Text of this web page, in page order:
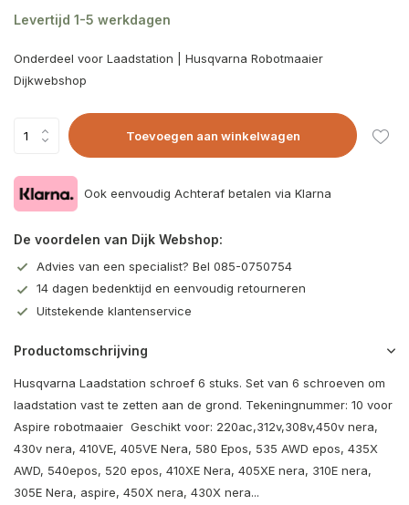
Levertijd 1-5 werkdagen
Onderdeel voor Laadstation | Husqvarna Robotmaaier
Dijkwebshop
Toevoegen aan winkelwagen
Ook eenvoudig Achteraf betalen via Klarna
De voordelen van Dijk Webshop:
Advies van een specialist? Bel 085-0750754
14 dagen bedenktijd en eenvoudig retourneren
Uitstekende klantenservice
Productomschrijving
Husqvarna Laadstation schroef 6 stuks. Set van 6 schroeven om
laadstation vast te zetten aan de grond. Tekeningnummer: 10 voor
Aspire robotmaaier Geschikt voor: 220ac,312v,308v,450v nera,
430v nera, 410VE, 405VE Nera, 580 Epos, 535 AWD epos, 435X
AWD, 540epos, 520 epos, 410XE Nera, 405XE nera, 310E nera,
305E Nera, aspire, 450X nera, 430X nera...